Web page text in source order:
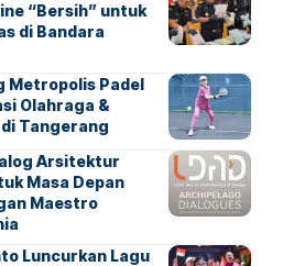
“Bersih” untuk
di Bandara
Metropolis Padel
Olahraga &
Tangerang
Arsitektur
Masa Depan
Maestro
Luncurkan Lagu